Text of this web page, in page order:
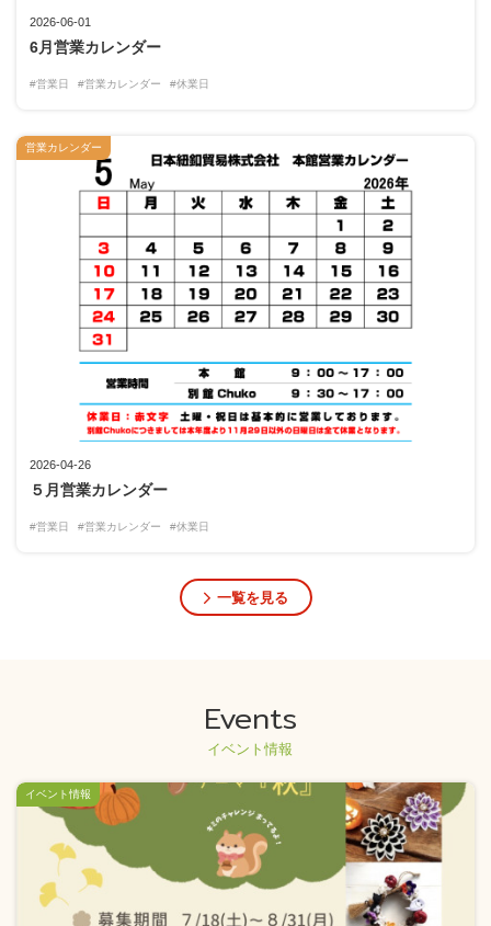
2026-06-01
6月営業カレンダー
#営業日 #営業カレンダー #休業日
2026-04-26
５月営業カレンダー
#営業日 #営業カレンダー #休業日
営業カレンダー
一覧を見る
Events
イベント情報
イベント情報